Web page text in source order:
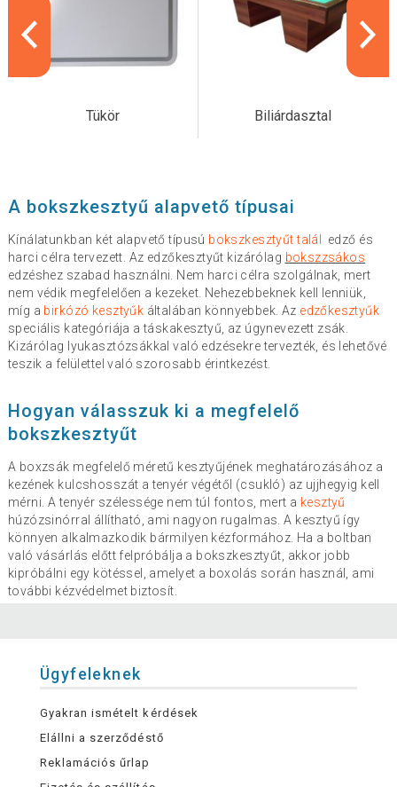
Tükör Biliárdasztal
A bokszkesztyű alapvető típusai
Kínálatunkban két alapvető típusú bokszkesztyűt talál
edző és
harci célra tervezett. Az edzőkesztyűt kizárólag bokszzsákos
edzéshez szabad használni. Nem harci célra szolgálnak, mert
nem védik megfelelően a kezeket. Nehezebbeknek kell lenniük,
míg a birkózó kesztyűk általában könnyebbek. Az edzőkesztyűk
speciális kategóriája a táskakesztyű, az úgynevezett zsák.
Kizárólag lyukasztózsákkal való edzésekre tervezték, és lehetővé
teszik a felülettel való szorosabb érintkezést.
Hogyan válasszuk ki a megfelelő
bokszkesztyűt
A boxzsák megfelelő méretű kesztyűjének meghatározásához a
kezének kulcshosszát a tenyér végétől (csukló) az ujjhegyig kell
mérni. A tenyér szélessége nem túl fontos, mert a kesztyű
húzózsinórral állítható, ami nagyon rugalmas. A kesztyű így
könnyen alkalmazkodik bármilyen kézformához. Ha a boltban
való vásárlás előtt felpróbálja a bokszkesztyűt, akkor jobb
kipróbálni egy kötéssel, amelyet a boxolás során használ, ami
további kézvédelmet biztosít.
Ügyfeleknek
Gyakran ismételt kérdések
Elállni a szerződéstő
Reklamációs űrlap